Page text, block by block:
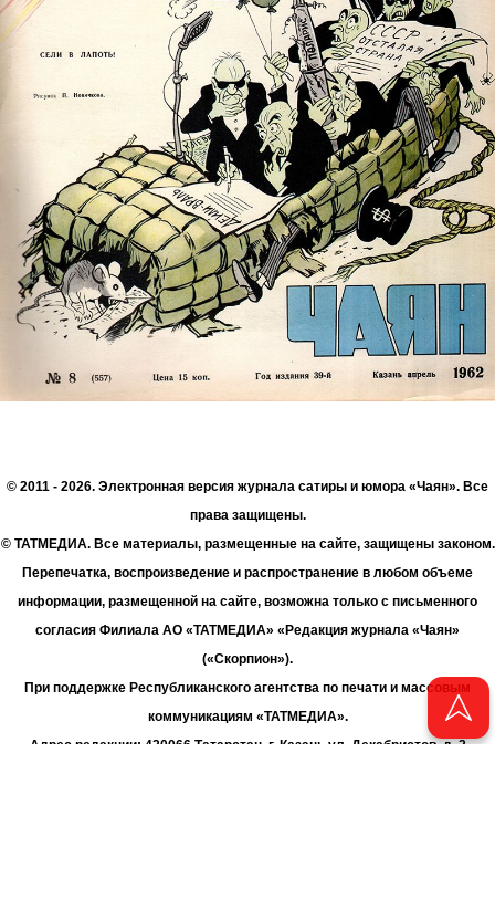
© 2011 - 2026. Электронная версия журнала сатиры и юмора «Чаян». Все
права защищены.
© ТАТМЕДИА. Все материалы, размещенные на сайте, защищены законом.
Перепечатка, воспроизведение и распространение в любом объеме
информации, размещенной на сайте, возможна только с письменного
согласия Филиала АО «ТАТМЕДИА» «Редакция журнала «Чаян»
(«Скорпион»).
При поддержке Республиканского агентства по печати и массовым
коммуникациям «ТАТМЕДИА».
Адрес редакции: 420066 Татарстан, г. Казань ул. Декабристов, д. 2